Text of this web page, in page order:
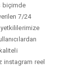
biçimde
7/24
yetkililerimize
instagram reel